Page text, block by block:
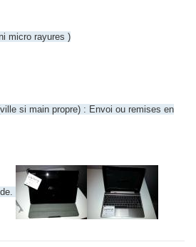
micro rayures )
si main propre) : Envoi ou remises en